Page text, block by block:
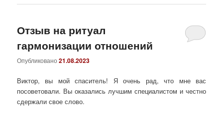
Отзыв на ритуал
гармонизации отношений
Опубликовано21.08.2023
Виктор, вы мой спаситель! Я очень рад, что мне вас
посоветовали. Вы оказались лучшим специалистом и честно
сдержали свое слово.